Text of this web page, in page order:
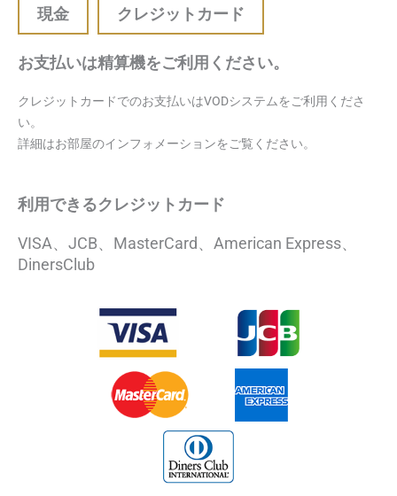
現金 クレジットカード
お支払いは精算機をご利用ください。
クレジットカードでのお支払いはVODシステムをご利用くださ
い。
詳細はお部屋のインフォメーションをご覧ください。
利用できるクレジットカード
VISA、JCB、MasterCard、American Express、
DinersClub